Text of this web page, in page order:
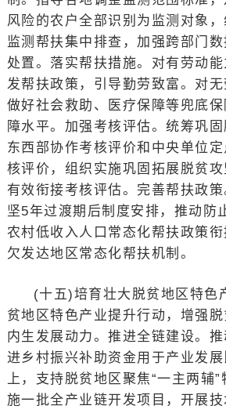
风险的农户全部识别为监测对象
监测帮扶集中排查，加强跨部门
处置。落实帮扶措施。对有劳动
发帮扶政策，引导勤劳致富。对
做好社会救助、医疗保障等兜底
障水平。加强考核评估。统筹巩固
东西部协作考核评价和中央单位
核评价，组织实施巩固拓展脱贫
有效衔接考核评估。完善帮扶政
坚5年过渡期后制度安排，推动防
农村低收入人口常态化帮扶政策
欠发达地区常态化帮扶机制。
(十五)培育壮大脱贫地区特色
贫地区特色产业提升行动，增强
内生发展动力。推进全链建设。
进乡村振兴补助资金用于产业发
上，支持脱贫地区聚焦“一主两辅
施一批全产业链开发项目，开展